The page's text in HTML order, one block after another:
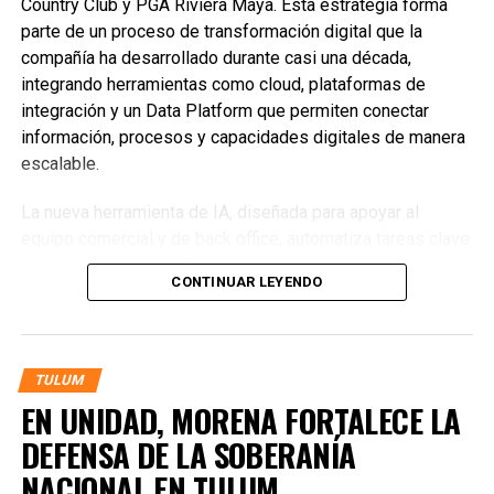
Country Club y PGA Riviera Maya. Esta estrategia forma
parte de un proceso de transformación digital que la
compañía ha desarrollado durante casi una década,
integrando herramientas como cloud, plataformas de
integración y un Data Platform que permiten conectar
información, procesos y capacidades digitales de manera
escalable.
La nueva herramienta de IA, diseñada para apoyar al
como la gestión de información sobre propiedades,
precios, históricos y necesidades de los clientes.
canales como correo electrónico y WhatsApp, reduciendo
tiempos de respuesta y elevando la precisión de la
información entregada.
Antonio Muñoz, IT Director de Piñero, destacó que la
CONTINUAR LEYENDO
TULUM
EN UNIDAD, MORENA FORTALECE LA
DEFENSA DE LA SOBERANÍA